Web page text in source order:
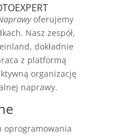
oferujemy
Nasz zespół,
dokładnie
z platformą
organizację
naprawy.
oprogramowania